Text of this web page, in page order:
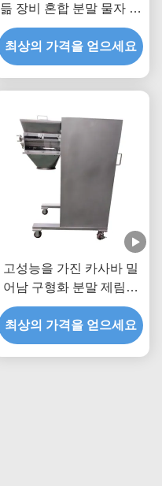
듦 장비 혼합 분말 물자 및
접착제
최상의 가격을 얻으세요
고성능을 가진 카사바 밀
어남 구형화 분말 제림기
기계
최상의 가격을 얻으세요